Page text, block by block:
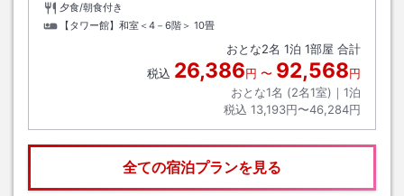
夕食/朝食付き
【タワー館】和室＜4－6階＞ 10畳
おとな2名 1泊 1部屋 合計
税込 26,386円 〜 92,568円
おとな1名 (2名1室)｜ 1泊
税込 13,193円〜46,284円
全ての宿泊プランを見る